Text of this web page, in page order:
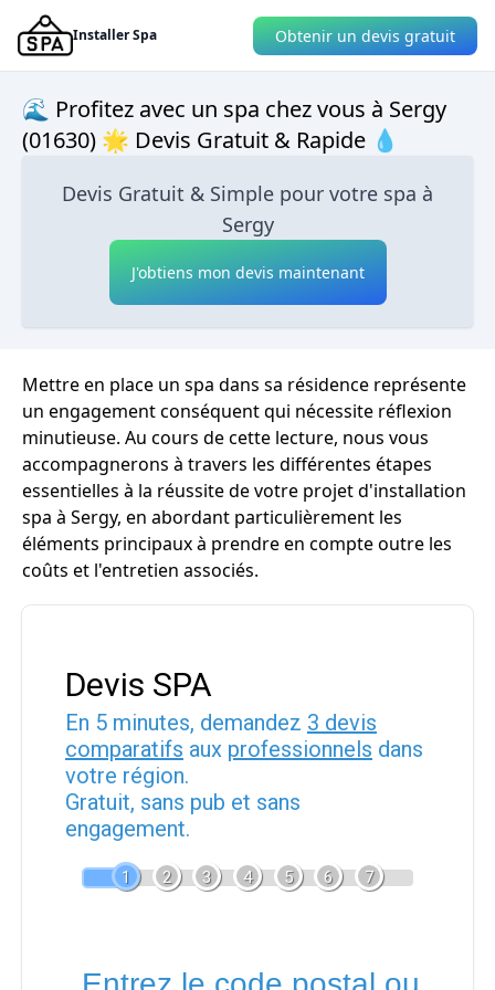
Installer Spa Obtenir un devis gratuit
🌊 Profitez avec un spa chez vous à Sergy
(01630) 🌟 Devis Gratuit & Rapide 💧
Devis Gratuit & Simple pour votre spa à
Sergy
J'obtiens mon devis maintenant
Mettre en place un spa dans sa résidence représente
un engagement conséquent qui nécessite réflexion
minutieuse. Au cours de cette lecture, nous vous
accompagnerons à travers les différentes étapes
essentielles à la réussite de votre projet d'installation
spa à Sergy, en abordant particulièrement les
éléments principaux à prendre en compte outre les
coûts et l'entretien associés.
Devis SPA
En 5 minutes, demandez 3 devis
comparatifs aux professionnels dans
votre région.
Gratuit, sans pub et sans
engagement.
1 2 3 4 5 6 7